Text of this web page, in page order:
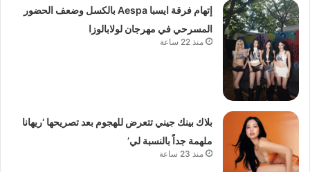
إتهام فرقة ايسبا Aespa بالكسل وضعف الحضور
المسرحي في مهرجان لولابالوزا
منذ 22 ساعة
بلاك بينك جيني تتعرض للهجوم بعد تصريحها ‘ريهانا
ملهمة جداً بالنسبة لي’
منذ 23 ساعة